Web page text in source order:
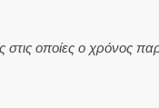
στις οποίες ο χρόνος